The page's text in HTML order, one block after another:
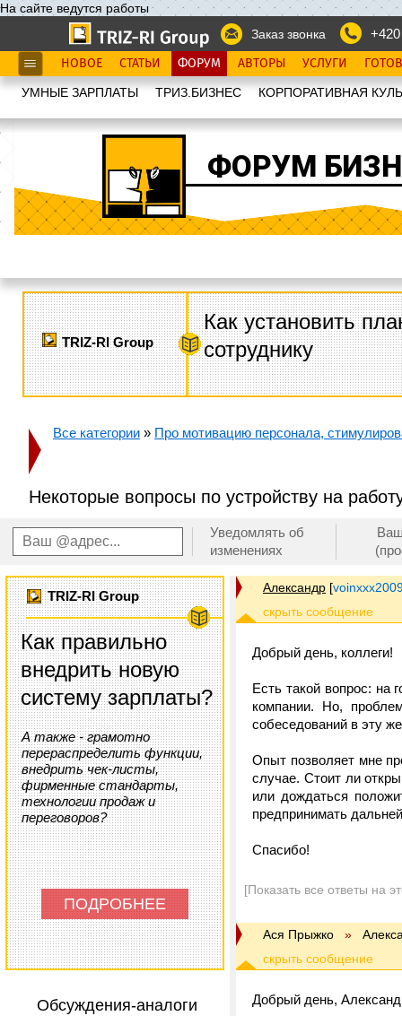
На сайте ведутся работы
Заказ звонка
НОВОЕ СТАТЬИ ФОРУМ АВТОРЫ УСЛУГИ
УМНЫЕ ЗАРПЛАТЫ ТРИЗ.БИЗНЕС КОРПОРАТИВНАЯ
ФОРУМ
TRIZ-RI Group
Как установить
сотруднику
Все категории » Про мотивацию персонала,
Некоторые вопросы по устройству на
Уведомлять об
изменениях
TRIZ-RI Group
Как правильно
внедрить новую
систему зарплаты?
А также - грамотно
перераспределить функции,
внедрить чек-листы,
фирменные стандарты,
технологии продаж и
переговоров?
ПОДРОБНЕЕ
Обсуждения-аналоги
Александр [
Добрый день, коллеги!
Есть такой вопрос: на
компании. Но,
собеседований в эту
Опыт позволяет мне
случае. Стоит ли
или дождаться
предпринимать
Спасибо!
[Показать все ответы на
Ася Прыжко »
Добрый день,